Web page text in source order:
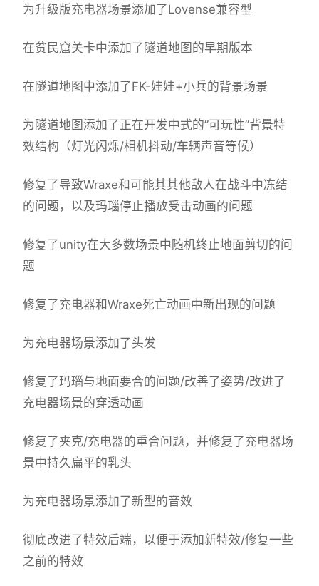
为升级版充电器场景添加了Lovense兼容型
在贫民窟关卡中添加了隧道地图的早期版本
在隧道地图中添加了FK-娃娃+小兵的背景场景
为隧道地图添加了正在开发中式的”可玩性”背景特
效结构（灯光闪烁/相机抖动/车辆声音等候）
修复了导致Wraxe和可能其其他敌人在战斗中冻结
的问题，以及玛瑙停止播放受击动画的问题
修复了unity在大多数场景中随机终止地面剪切的问
题
修复了充电器和Wraxe死亡动画中新出现的问题
为充电器场景添加了头发
修复了玛瑙与地面要合的问题/改善了姿势/改进了
充电器场景的穿透动画
修复了夹克/充电器的重合问题，并修复了充电器场
景中持久扁平的乳头
为充电器场景添加了新型的音效
彻底改进了特效后端，以便于添加新特效/修复一些
之前的特效